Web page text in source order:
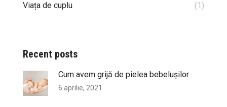
Viața de cuplu
(1)
Recent posts
Cum avem grijă de pielea bebelușilor
6 aprilie, 2021